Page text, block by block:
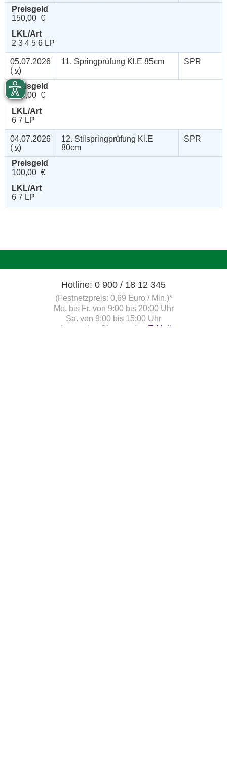
Preisgeld
150,00 €
LKL/Art
2 3 4 5 6 LP
05.07.2026
( v)
11. Springprüfung Kl.E 85cm SPR
Preisgeld
100,00 €
LKL/Art
6 7 LP
04.07.2026
( v)
12. Stilspringprüfung Kl.E
80cm
SPR
Preisgeld
100,00 €
LKL/Art
6 7 LP
Hotline: 0 900 / 18 12 345
(Festnetzpreis: 0,69 Euro / Min.)*
Mo. bis Fr. von 9:00 bis 20:00 Uhr
Sa. von 9:00 bis 15:00 Uhr
oder senden Sie uns eine E-Mail